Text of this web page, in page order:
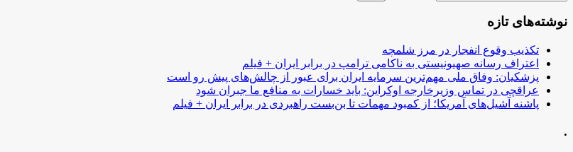
نوشته‌های تازه
تکذیب وقوع انفجار در مرز شلمچه
اعتراف رسانه صهیونیستی به ناکامی ترامپ در برابر ایران + فیلم
پزشکیان: وفاق ملی مهم‌ترین سرمایه ایران برای عبور از چالش‌های پیش رو است
عراقچی در تماس وزیرخارجه اوکراین: باید خسارات به منافع ما جبران شود
پاشنه آشیل‌های آمریکا؛ از کمبود مهمات تا بن‌بست راهبردی در برابر ایران + فیلم
.